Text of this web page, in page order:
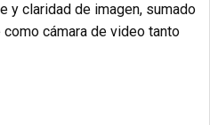
y claridad de imagen, sumado
cámara de video tanto